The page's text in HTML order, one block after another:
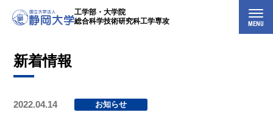
工学部・大学院
総合科学技術研究科工学専攻
MENU
新着情報
2022.04.14 お知らせ